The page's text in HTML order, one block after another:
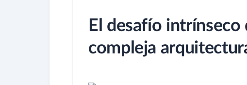
El desafío intrínseco
compleja